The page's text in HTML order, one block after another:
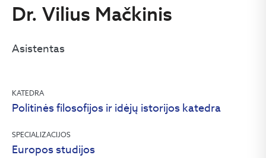
Dr. Vilius Mačkinis
Asistentas
KATEDRA
Politinės filosofijos ir idėjų istorijos katedra
SPECIALIZACIJOS
Europos studijos